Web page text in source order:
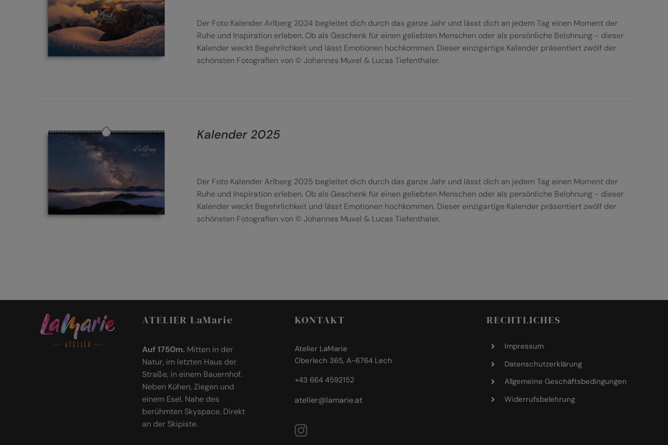
DETAILS
Der Foto Kalender Arlberg 2024 begleitet dich durch das ganze Jahr und lässt dich an jedem Tag einen Moment der
Ruhe und Inspiration erleben. Ob als Geschenk für einen geliebten Menschen oder als persönliche Belohnung - dieser
Kalender weckt Begehrlichkeit und lässt Emotionen hochkommen. Dieser einzigartige Kalender präsentiert zwölf der
schönsten Fotografien von © Johannes Muxel & Lucas Tiefenthaler.
DETAILS
Kalender 2025
Der Foto Kalender Arlberg 2025 begleitet dich durch das ganze Jahr und lässt dich an jedem Tag einen Moment der
Ruhe und Inspiration erleben. Ob als Geschenk für einen geliebten Menschen oder als persönliche Belohnung - dieser
Kalender weckt Begehrlichkeit und lässt Emotionen hochkommen. Dieser einzigartige Kalender präsentiert zwölf der
schönsten Fotografien von © Johannes Muxel & Lucas Tiefenthaler.
ATELIER LaMarie
Auf 1750m. Mitten in der
Natur, im letzten Haus der
Straße, in einem Bauernhof.
Neben Kühen, Ziegen und
einem Esel. Nahe des
berühmten Skyspace. Direkt
an der Skipiste.
KONTAKT
Atelier LaMarie
Oberlech 365, A-6764 Lech
+43 664 4592152
atelier@lamarie.at
RECHTLICHES
Impressum
Datenschutzerklärung
Allgemeine Geschäftsbedingungen
Widerrufsbelehrung